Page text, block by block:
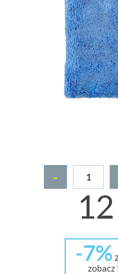
-
12
-7%
zobacz